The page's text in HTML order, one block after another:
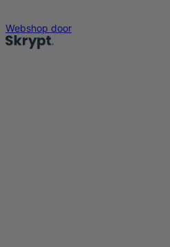
Webshop door